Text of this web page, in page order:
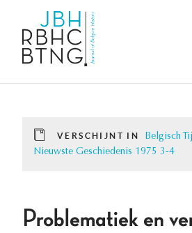
VERSCHIJNT IN
Belgisch
Nieuwste Geschiedenis 1975 3-4
Problematiek en